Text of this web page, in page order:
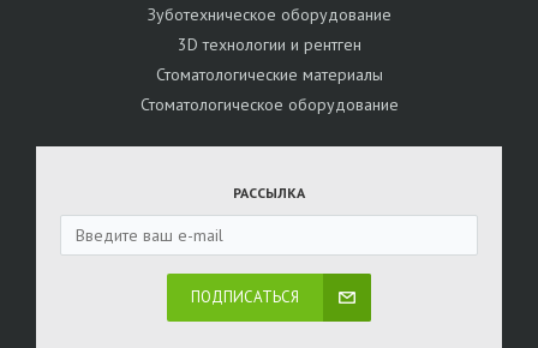
Зуботехническое оборудование
3D технологии и рентген
Стоматологические материалы
Стоматологическое оборудование
РАССЫЛКА
ПОДПИСАТЬСЯ